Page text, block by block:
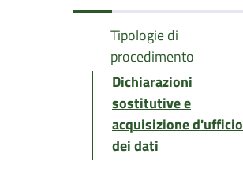
Tipologie di
procedimento
Dichiarazioni
sostitutive e
acquisizione d'ufficio
dei dati